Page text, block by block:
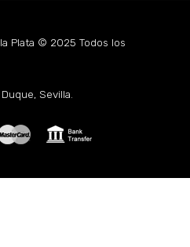
Plata © 2025 Todos los
Sevilla.